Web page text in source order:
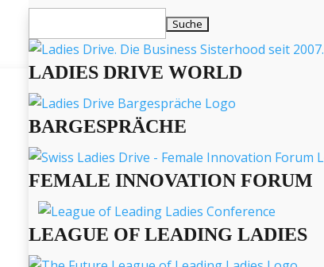
nach:
LADIES DRIVE WORLD
BARGESPRÄCHE
FEMALE INNOVATION FORUM
LEAGUE OF LEADING LADIES